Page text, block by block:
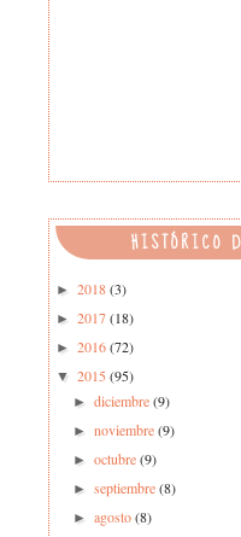
HISTÓRICO
► 2018(3)
► 2017(18)
► 2016(72)
▼ 2015 (95)
►diciembre(9)
►noviembre(9)
►octubre(9)
►septiembre(8)
►agosto(8)